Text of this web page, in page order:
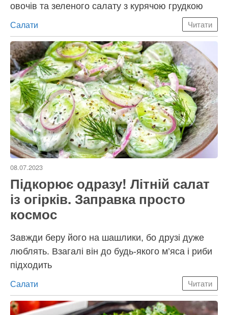
овочів та зеленого салату з курячою грудкою
Категорії
Салати Читати
08.07.2023
Підкорює одразу! Літній салат
із огірків. Заправка просто
космос
Завжди беру його на шашлики, бо друзі дуже
люблять. Взагалі він до будь-якого м’яса і риби
підходить
Категорії
Салати Читати